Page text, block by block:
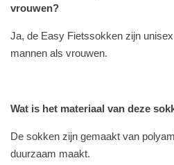
vrouwen?
Ja, de Easy Fietssokken zijn
mannen als vrouwen.
Wat is het materiaal van deze
De sokken zijn gemaakt van
duurzaam maakt.